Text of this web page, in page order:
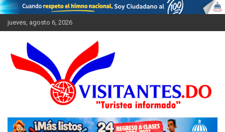
Saltar
al
contenido
jueves, agosto 6, 2026
Visitantes